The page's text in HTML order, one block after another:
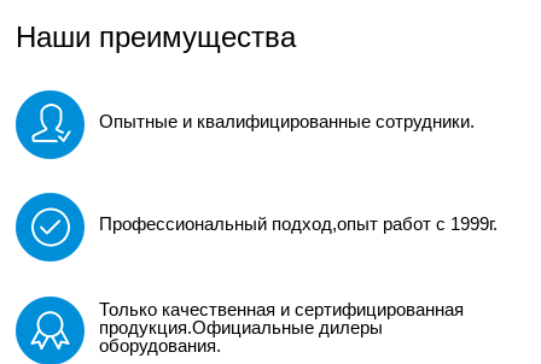
Наши преимущества
Опытные и квалифицированные сотрудники.
Профессиональный подход,опыт работ с 1999г.
Только качественная и сертифицированная
продукция.Официальные дилеры
оборудования.